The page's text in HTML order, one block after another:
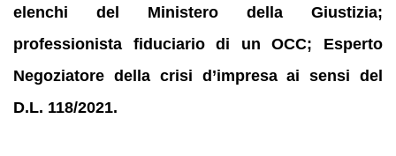
elenchi del Ministero della Giustizia;
professionista fiduciario di un OCC; Esperto
Negoziatore della crisi d’impresa ai sensi del
D.L. 118/2021.